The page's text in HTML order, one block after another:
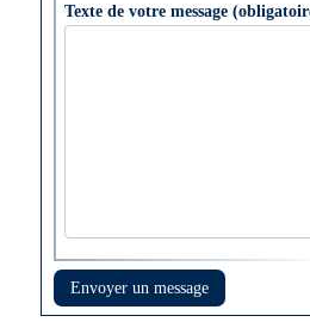
Texte de votre message